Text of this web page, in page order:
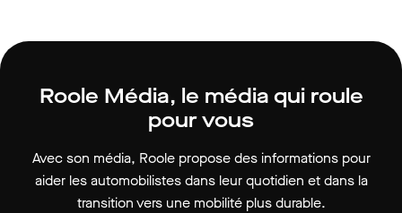
Roole Média, le média qui roule
pour vous
Avec son média, Roole propose des informations pour
aider les automobilistes dans leur quotidien et dans la
transition vers une mobilité plus durable.